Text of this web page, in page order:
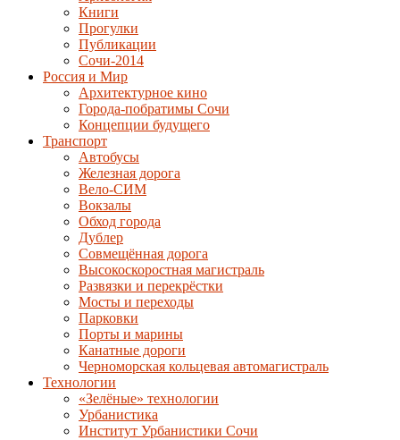
Книги
Прогулки
Публикации
Сочи-2014
Россия и Мир
Архитектурное кино
Города-побратимы Сочи
Концепции будущего
Транспорт
Автобусы
Железная дорога
Вело-СИМ
Вокзалы
Обход города
Дублер
Совмещённая дорога
Высокоскоростная магистраль
Развязки и перекрёстки
Мосты и переходы
Парковки
Порты и марины
Канатные дороги
Черноморская кольцевая автомагистраль
Технологии
«Зелёные» технологии
Урбанистика
Институт Урбанистики Сочи